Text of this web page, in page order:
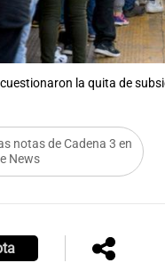
cuestionaron la quita de
notas de Cadena 3 en
News